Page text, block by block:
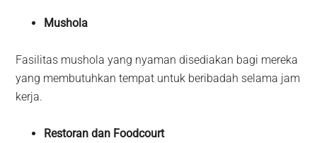
Mushola
Fasilitas mushola yang nyaman disediakan bagi mereka
yang membutuhkan tempat untuk beribadah selama jam
kerja.
Restoran dan Foodcourt